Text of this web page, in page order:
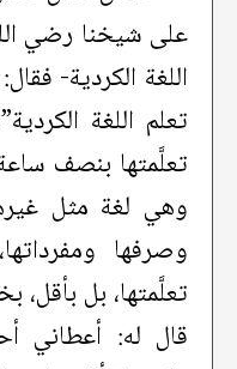
على شيخنا رضي
اللغة الكردية-
تعلم اللغة
تعلَّمتها بنصف
وهي لغة مثل
وصرفها
تعلَّمتها، بل
قال له: أعطاني